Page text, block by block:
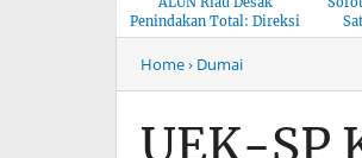
Penindakan Total: Direksi
Musim Mas Harus
Bertanggung Jawab
Home› Dumai
UEK-SP